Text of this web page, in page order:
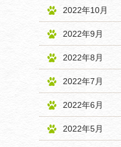
2022年10月
2022年9月
2022年8月
2022年7月
2022年6月
2022年5月